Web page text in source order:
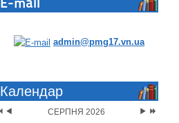
admin@pmg17.vn.ua
Календар
СЕРПНЯ 2026